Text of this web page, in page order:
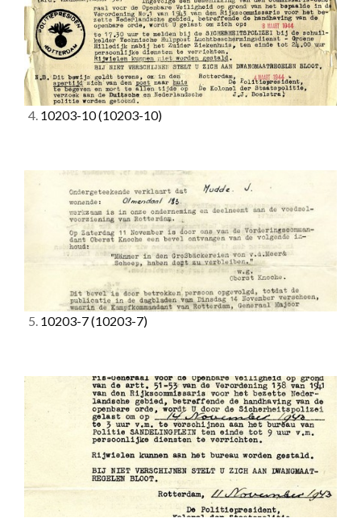
4. 10203-10(10203-10)
5. 10203-7(10203-7)